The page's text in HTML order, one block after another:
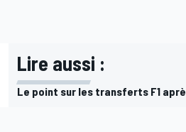
Lire aussi :
Le point sur les transferts F1